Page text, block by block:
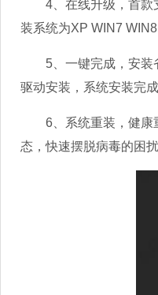
4、在线升级，首款支
装系统为XP WIN7
5、一键完成，安装省
驱动安装，系统安装完成
6、系统重装，健康重
态，快速摆脱病毒的困扰